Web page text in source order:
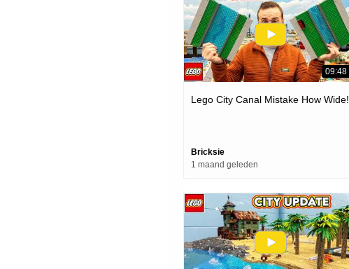
09:48
Lego City Canal Mistake How Wide!
Bricksie
1 maand geleden